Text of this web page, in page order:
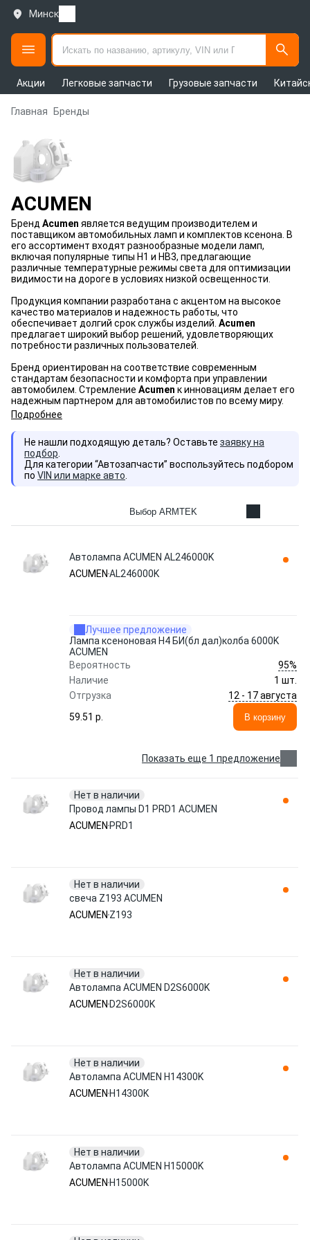
Минск
Акции Легковые запчасти Грузовые запчасти
Главная Бренды
ACUMEN
Бренд Acumen является ведущим производителем и
поставщиком автомобильных ламп и комплектов ксенона. В
его ассортимент входят разнообразные модели ламп,
включая популярные типы H1 и НВ3, предлагающие
различные температурные режимы света для оптимизации
видимости на дороге в условиях низкой освещенности.
Продукция компании разработана с акцентом на высокое
качество материалов и надежность работы, что
обеспечивает долгий срок службы изделий. Acumen
предлагает широкий выбор решений, удовлетворяющих
потребности различных пользователей.
Бренд ориентирован на соответствие современным
стандартам безопасности и комфорта при управлении
автомобилем. Стремление Acumen к инновациям делает его
надежным партнером для автомобилистов по всему миру.
Подробнее
Не нашли подходящую деталь? Оставьте заявку на
подбор
Для категории “Автозапчасти” воспользуйтесь подбором
по VIN или марке авто
Выбор ARMTEK
Автолампа ACUMEN AL246000K
ACUMEN AL246000K
Лучшее предложение
Лампа ксеноновая H4 БИ(бл дал)колба 6000K
ACUMEN
Вероятность
95%
Наличие
1 шт.
Отгрузка
12 - 17 августа
59.51 p.
В корзину
Показать еще 1 предложение
Нет в наличии
Провод лампы D1 PRD1 ACUMEN
ACUMEN PRD1
Нет в наличии
свеча Z193 ACUMEN
ACUMEN Z193
Нет в наличии
Автолампа ACUMEN D2S6000K
ACUMEN D2S6000K
Нет в наличии
Автолампа ACUMEN H14300K
ACUMEN H14300K
Нет в наличии
Автолампа ACUMEN H15000K
ACUMEN H15000K